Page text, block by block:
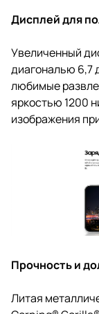
Дисплей для
Увеличенный
диагональю 6,7
любимые
яркостью 1200
изображения
Прочность и
Литая